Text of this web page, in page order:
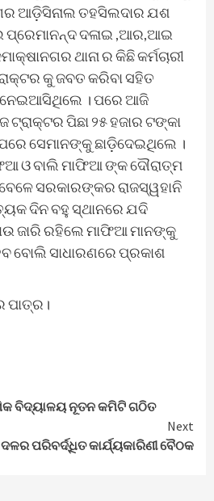
ଆଡ଼ିସିନାଲ ତହସିଲଦାର ଯଶ
ଦଳାଇ ,ଆର,ଆଇ
ଥାନା ର କିଛି କର୍ମଚାରୀ
କୁ ଜବତ କରିବା ସହିତ
ନେଇଆସିଥିଲେ । ପରେ ଆଜି
ପିଛା ୨୫ ହଜାର ଟଙ୍କା
ସେମାନଙ୍କୁ ଛାଡ଼ିଦେଇଥିଲେ ।
ଓ ବାଲି ମାଫିଆ ଙ୍କ ଦୌରାତ୍ମ
ସରକାରଙ୍କର ରାଜସ୍ୱହାନି
ଦିନ ବହୁ ସ୍ଥାନରେ ଯଦି
ଜାରି ରହିଲେ ମାଫିଆ ମାନଙ୍କୁ
ବୋଲି ସାଧାରଣରେ ପ୍ରକାଶ
ପାତ୍ର।
ବିଦ୍ୟାଳୟ ନୂତନ କମିଟି ଗଠିତ
Next
ପରିବର୍ଦ୍ଧିତ କାର୍ଯ୍ୟକାରିଣୀ ବୈଠକ